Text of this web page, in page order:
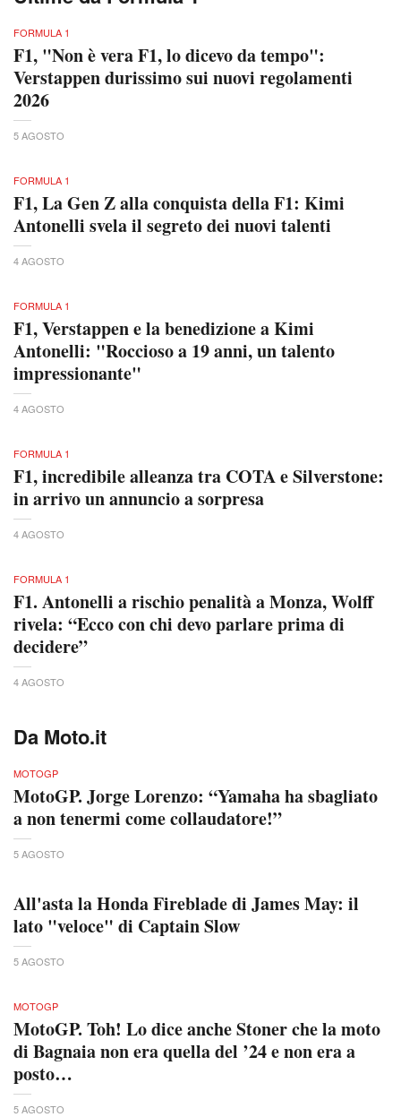
FORMULA 1
F1, "Non è vera F1, lo dicevo da tempo":
Verstappen durissimo sui nuovi regolamenti
2026
5 AGOSTO
FORMULA 1
F1, La Gen Z alla conquista della F1: Kimi
Antonelli svela il segreto dei nuovi talenti
4 AGOSTO
FORMULA 1
F1, Verstappen e la benedizione a Kimi
Antonelli: "Roccioso a 19 anni, un talento
impressionante"
4 AGOSTO
FORMULA 1
F1, incredibile alleanza tra COTA e Silverstone:
in arrivo un annuncio a sorpresa
4 AGOSTO
FORMULA 1
F1. Antonelli a rischio penalità a Monza, Wolff
rivela: “Ecco con chi devo parlare prima di
decidere”
4 AGOSTO
Da Moto.it
MOTOGP
MotoGP. Jorge Lorenzo: “Yamaha ha sbagliato
a non tenermi come collaudatore!”
5 AGOSTO
All'asta la Honda Fireblade di James May: il
lato "veloce" di Captain Slow
5 AGOSTO
MOTOGP
MotoGP. Toh! Lo dice anche Stoner che la moto
di Bagnaia non era quella del ’24 e non era a
posto…
5 AGOSTO